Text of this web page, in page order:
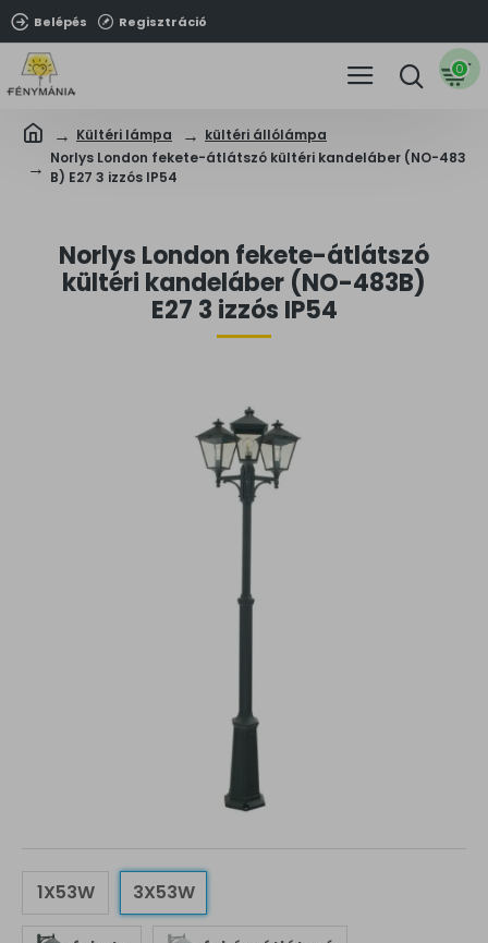
Belépés Regisztráció
0
Kültéri lámpa
kültéri állólámpa
Norlys London fekete-átlátszó kültéri kandeláber (NO-483
B) E27 3 izzós IP54
Norlys London fekete-átlátszó
kültéri kandeláber (NO-483B)
E27 3 izzós IP54
1X53W 3X53W